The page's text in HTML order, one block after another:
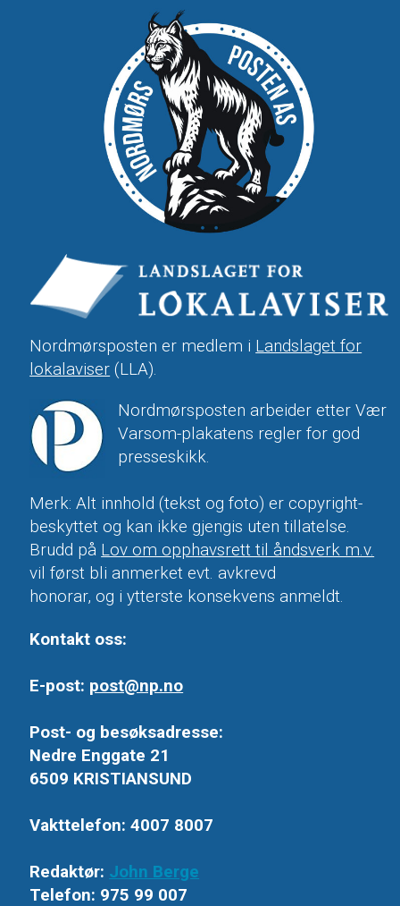
Nordmørsposten er medlem i Landslaget for
lokalaviser (LLA).
Nordmørsposten arbeider etter Vær
Varsom-plakatens regler for god
presseskikk.
Merk: Alt innhold (tekst og foto) er copyright-
beskyttet og kan ikke gjengis uten tillatelse.
Brudd på Lov om opphavsrett til åndsverk m.v.
vil først bli anmerket evt. avkrevd
honorar, og i ytterste konsekvens anmeldt.
Kontakt oss:
E-post: post@np.no
Post- og besøksadresse:
Nedre Enggate 21
6509 KRISTIANSUND
Vakttelefon: 4007 8007
Redaktør: John Berge
Telefon: 975 99 007